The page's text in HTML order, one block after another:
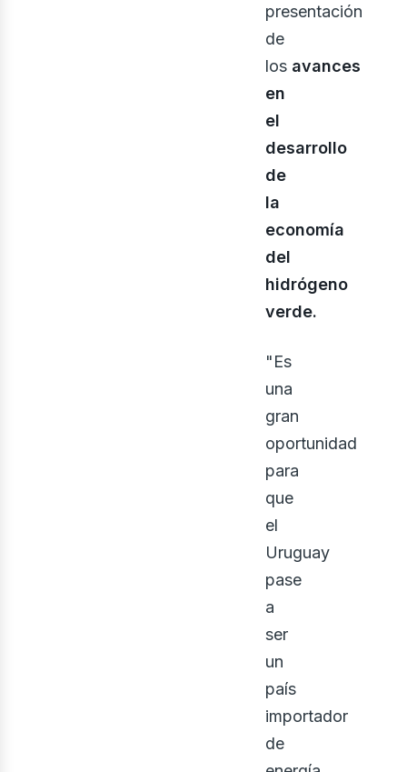
presentación
de
los avances
en
el
desarrollo
de
la
economía
del
hidrógeno
verde.
"Es
una
gran
oportunidad
para
que
el
Uruguay
pase
a
ser
un
país
importador
de